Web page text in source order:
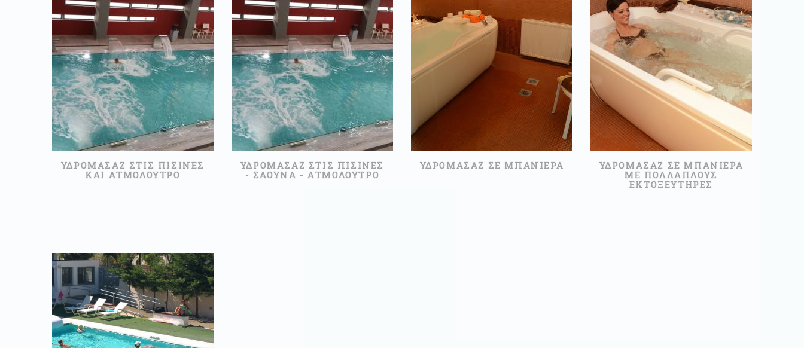
60ΛΕΠΤΆ
20,00 €
ΔΙΑΒΑΣΤΕ ΠΕΡΙΣΣΟΤΕΡΑ
ΥΔΡΟΜΑΣΑΖ ΣΤΙΣ ΠΙΣΙΝΕΣ
ΚΑΙ ΑΤΜΟΛΟΥΤΡΟ
90ΛΕΠΤΆ
25,00 €
ΔΙΑΒΑΣΤΕ ΠΕΡΙΣΣΟΤΕΡΑ
ΥΔΡΟΜΑΣΑΖ ΣΤΙΣ ΠΙΣΙΝΕΣ
- ΣΑΟΥΝΑ - ΑΤΜΟΛΟΥΤΡΟ
20ΛΕΠΤΆ
18,00 €
ΔΙΑΒΑΣΤΕ ΠΕΡΙΣΣΟΤΕΡΑ
ΥΔΡΟΜΑΣΑΖ ΣΕ ΜΠΑΝΙΕΡΑ
20ΛΕΠΤΆ
20,00 €
ΔΙΑΒΑΣΤΕ ΠΕΡΙΣΣΟΤΕΡΑ
ΥΔΡΟΜΑΣΑΖ ΣΕ ΜΠΑΝΙΕΡΑ
ΜΕ ΠΟΛΛΑΠΛΟΥΣ
ΕΚΤΟΞΕΥΤΗΡΕΣ
45,00 €